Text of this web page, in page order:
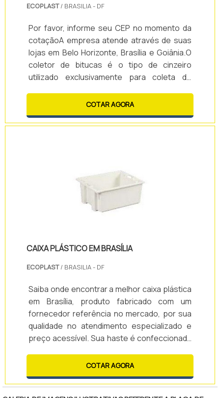
consultores associados e colaboradores
o melhor para todos os clientes.
ECOPLAST/ BRASILIA - DF
Por favor, informe seu CEP no momento da
cotaçãoA empresa atende através de suas
lojas em Belo Horizonte, Brasília e Goiânia.O
coletor de bitucas é o tipo de cinzeiro
utilizado exclusivamente para coleta de
contato com oxigênio a bituca se apaga em
segundos, reduzindo a emissão de fumaça e
cheiro.Grande parte dos cinzeiros que
COTAR AGORA
CAIXA PLÁSTICO EM BRASÍLIA
ECOPLAST/ BRASILIA - DF
Saiba onde encontrar a melhor caixa plástica
em Brasília, produto fabricado com um
fornecedor referência no mercado, por sua
qualidade no atendimento especializado e
preço acessível. Sua haste é confeccionada
lixeira, impedindo o acúmulo de resíduos. Sua
tampa pode ser aberta utilizando o pedal de
plástico, que serve para evitar o contato
COTAR AGORA